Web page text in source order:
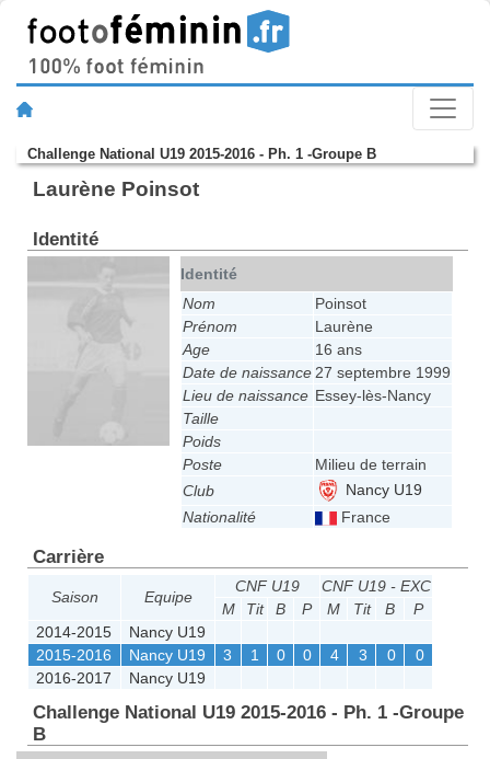
Challenge National U19 2015-2016 - Ph. 1 -Groupe B
Laurène Poinsot
Identité
Identité
Nom
Poinsot
Prénom
Laurène
Age
16 ans
Date de naissance 27 septembre 1999
Lieu de naissance Essey-lès-Nancy
Taille
Poids
Poste
Milieu de terrain
Club
Nancy U19
Nationalité
France
Carrière
Saison Equipe
CNF U19
CNF U19 - EXC
M
Tit B P M Tit B
P
2014-2015
Nancy U19
2015-2016
Nancy U19 3 1 0 0 4 3 0
0
2016-2017
Nancy U19
Challenge National U19 2015-2016 - Ph. 1 -Groupe
B